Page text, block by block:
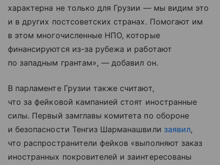
характерна не только для Грузии — мы видим это
и в других постсоветских странах. Помогают им
в этом многочисленные НПО, которые
финансируются из-за рубежа и работают
по западным грантам», — добавил он.
В парламенте Грузии также считают,
что за фейковой кампанией стоят иностранные
силы. Первый замглавы комитета по обороне
и безопасности Тенгиз Шарманашвили заявил,
что распространители фейков «выполняют заказ
иностранных покровителей и заинтересованы